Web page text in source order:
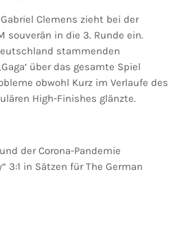
Clemens zieht bei der
souverän in die 3. Runde ein.
stammenden
über das gesamte Spiel
obwohl Kurz im Verlaufe des
High-Finishes glänzte.
der Corona-Pandemie
3:1 in Sätzen für The German